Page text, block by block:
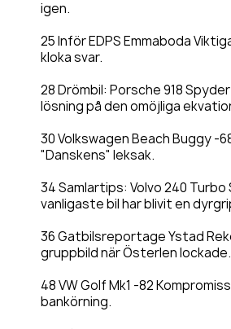
igen.
25 Inför EDPS Emmaboda
kloka svar.
28 Drömbil: Porsche 918
lösning på den omöjliga
30 Volkswagen Beach Buggy -
"Danskens" leksak.
34 Samlartips: Volvo 240 Turbo
vanligaste bil har blivit en
36 Gatbilsreportage Ystad
gruppbild när Österlen lockade.
48 VW Golf Mk1 -82
bankörning.